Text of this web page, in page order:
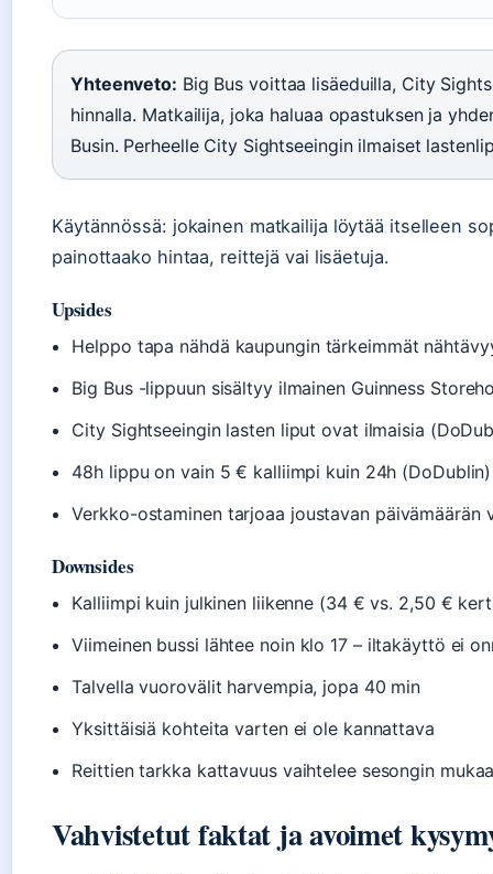
Yhteenveto: Big Bus voittaa lisäeduilla, City
hinnalla. Matkailija, joka haluaa opastuksen ja
Busin. Perheelle City Sightseeingin ilmaiset
Käytännössä: jokainen matkailija löytää itselleen
painottaako hintaa, reittejä vai lisäetuja.
Upsides
Helppo tapa nähdä kaupungin tärkeimmät
Big Bus -lippuun sisältyy ilmainen Guinness
City Sightseeingin lasten liput ovat ilmaisia
48h lippu on vain 5 € kalliimpi kuin 24h (DoDublin)
Verkko-ostaminen tarjoaa joustavan päivämäärän
Downsides
Kalliimpi kuin julkinen liikenne (34 € vs. 2,50 €
Viimeinen bussi lähtee noin klo 17 – iltakäyttö ei
Talvella vuorovälit harvempia, jopa 40 min
Yksittäisiä kohteita varten ei ole kannattava
Reittien tarkka kattavuus vaihtelee sesongin
Vahvistetut faktat ja avoimet